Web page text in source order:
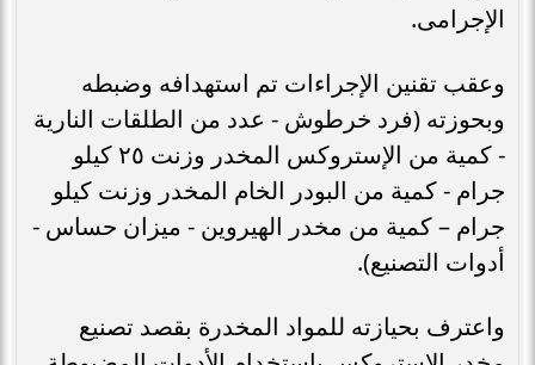
الإجرامى.
وعقب تقنين الإجراءات تم استهدافه وضبطه
وبحوزته (فرد خرطوش - عدد من الطلقات النارية
- كمية من الإستروكس المخدر وزنت ٢٥ كيلو
جرام - كمية من البودر الخام المخدر وزنت كيلو
جرام – كمية من مخدر الهيروين - ميزان حساس -
أدوات التصنيع).
واعترف بحيازته للمواد المخدرة بقصد تصنيع